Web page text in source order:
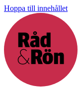
Hoppa till innehållet